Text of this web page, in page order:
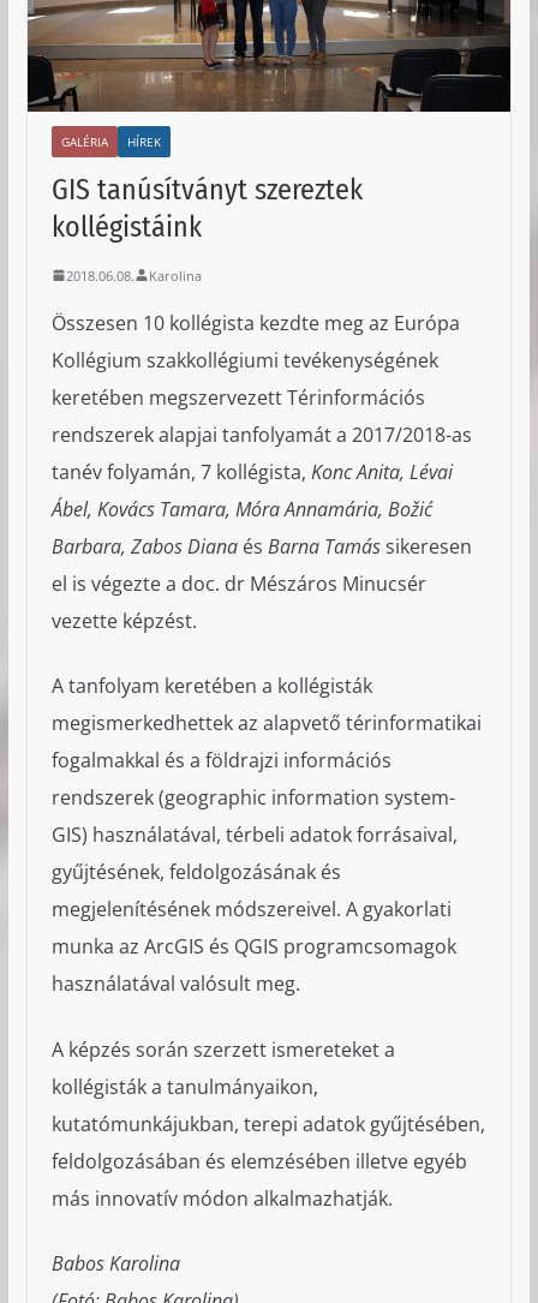
GALÉRIA HÍREK
GIS tanúsítványt szereztek
kollégistáink
2018.06.08. Karolina
Összesen 10 kollégista kezdte meg az Európa
Kollégium szakkollégiumi tevékenységének
keretében megszervezett Térinformációs
rendszerek alapjai tanfolyamát a 2017/2018-as
tanév folyamán, 7 kollégista, Konc Anita, Lévai
Ábel, Kovács Tamara, Móra Annamária, Božić
Barbara, Zabos Diana és Barna Tamássikeresen
el is végezte a doc. dr Mészáros Minucsér
vezette képzést.
A tanfolyam keretében a kollégisták
megismerkedhettek az alapvető térinformatikai
fogalmakkal és a földrajzi információs
rendszerek (geographic information system-
GIS) használatával, térbeli adatok forrásaival,
gyűjtésének, feldolgozásának és
megjelenítésének módszereivel. A gyakorlati
munka az ArcGIS és QGIS programcsomagok
használatával valósult meg.
A képzés során szerzett ismereteket a
kollégisták a tanulmányaikon,
kutatómunkájukban, terepi adatok gyűjtésében,
feldolgozásában és elemzésében illetve egyéb
más innovatív módon alkalmazhatják.
Babos Karolina